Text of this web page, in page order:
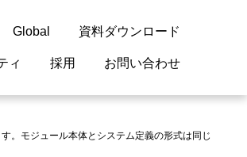
Global
閉じる
資料ダウンロード
ィ 採用 お問い合わせ
。モジュール本体とシステム定義の形式は同じ